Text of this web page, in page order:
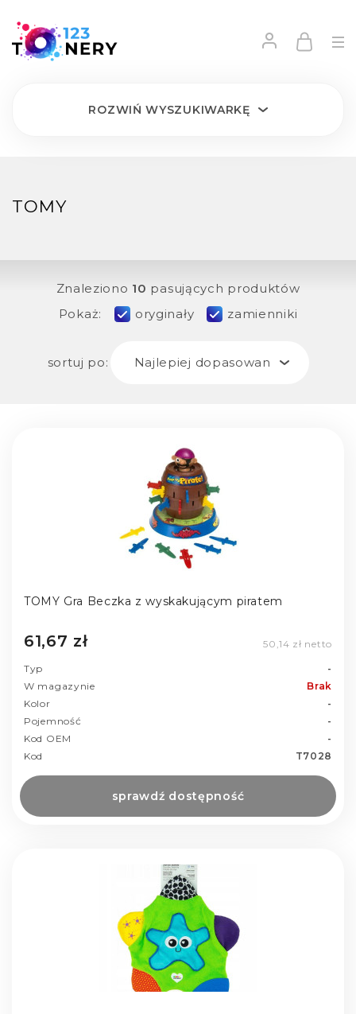
ROZWIŃ WYSZUKIWARKĘ
TOMY
Znaleziono 10 pasujących produktów
Pokaż:
oryginały zamienniki
sortuj po: Najlepiej dopasowane
TOMY Gra Beczka z wyskakującym piratem
61,67 zł 50,14 zł netto
Typ
-
W magazynie
Brak
Kolor
-
Pojemność
-
Kod OEM
-
Kod
T7028
sprawdź dostępność